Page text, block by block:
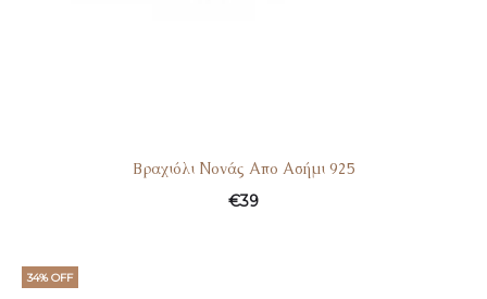
Bραχιόλι Νονάς Απο Ασήμι 925
€39
34% OFF